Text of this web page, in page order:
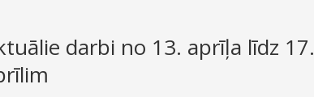
darbi no 13. aprīļa līdz 17.